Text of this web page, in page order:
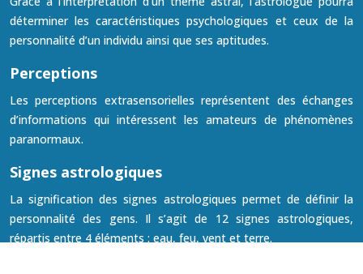
déterminer les caractéristiques psychologiques et ceux de la
personnalité d’un individu ainsi que ses aptitudes.
Perceptions
Les perceptions extrasensorielles représentent des échanges
d’informations qui intéressent les amateurs de phénomènes
paranormaux.
Signes astrologiques
La signification des signes astrologiques permet de définir la
personnalité des gens. Il s’agit de 12 signes astrologiques,
répartis entre 4 éléments : eau, feu, vent et terre.